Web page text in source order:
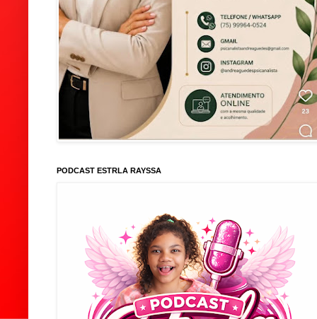
PODCAST ESTRLA RAYSSA